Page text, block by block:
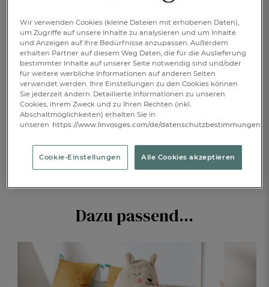
Verfügbar
1 IN DEN WARENKORB
BESCHREIBUNG
PRODUKTDETAILS
Dazu passend...
Wir verwenden Cookies (kleine Dateien mit erhobenen Daten),
um Zugriffe auf unsere Inhalte zu analysieren und um Inhalte
und Anzeigen auf Ihre Bedürfnisse anzupassen. Außerdem
erhalten Partner auf diesem Weg Daten, die für die Auslieferung
bestimmter Inhalte auf unserer Seite notwendig sind und/oder
für weitere werbliche Informationen auf anderen Seiten
verwendet werden. Ihre Einstellungen zu den Cookies können
Sie jederzeit ändern. Detaillierte Informationen zu unseren
Cookies, ihrem Zweck und zu Ihren Rechten (inkl.
Abschaltmöglichkeiten) erhalten Sie in
unseren https://www.linvosges.com/de/
Cookie-Einstellungen Alle Cookies akzeptieren